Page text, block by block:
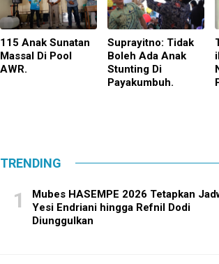
115 Anak Sunatan
Massal Di Pool
AWR.
Suprayitno: Tidak
Boleh Ada Anak
Stunting Di
Payakumbuh.
TRENDING
Mubes HASEMPE 2026 Tetapkan
Yesi Endriani hingga Refnil Dodi
Diunggulkan